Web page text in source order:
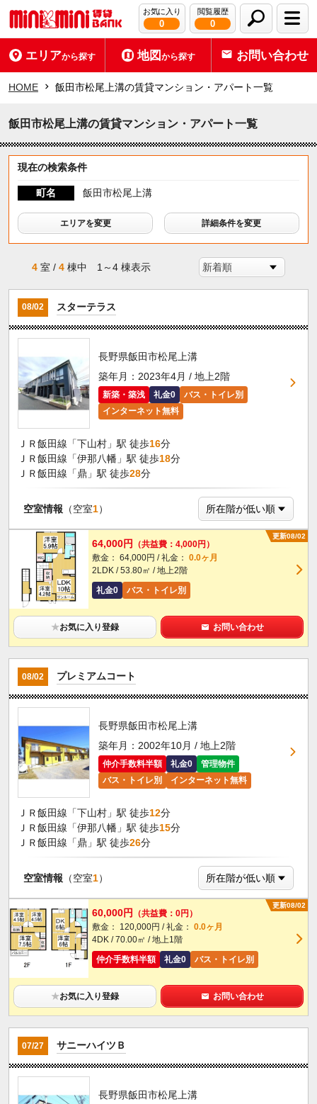
お気に入り
0
閲覧履歴
0
エリアから探す 地図から探す お問い合わせ
HOME 飯田市松尾上溝の賃貸マンション・アパート一覧
飯田市松尾上溝の賃貸マンション・アパート一覧
現在の検索条件
町名 飯田市松尾上溝
エリアを変更 詳細条件を変更
4 室 /4 棟中 1～4 棟表示
08/02 スターテラス
長野県飯田市松尾上溝
築年月：2023年4月 / 地上2階
新築・築浅 礼金0
バス・トイレ別
インターネット無料
ＪＲ飯田線「下山村」駅 徒歩16分
ＪＲ飯田線「伊那八幡」駅 徒歩18分
ＪＲ飯田線「鼎」駅 徒歩28分
空室情報 （空室1）
更新08/02
64,000円
（共益費：4,000円）
敷金： 64,000円 / 礼金： 0.0ヶ月
2LDK / 53.80㎡ / 地上2階
礼金0
バス・トイレ別
★お気に入り登録 お問い合わせ
08/02 プレミアムコート
長野県飯田市松尾上溝
築年月：2002年10月 / 地上2階
仲介手数料半額 礼金0
管理物件
バス・トイレ別
インターネット無料
ＪＲ飯田線「下山村」駅 徒歩12分
ＪＲ飯田線「伊那八幡」駅 徒歩15分
ＪＲ飯田線「鼎」駅 徒歩26分
空室情報 （空室1）
更新08/02
60,000円
（共益費：0円）
敷金： 120,000円 / 礼金： 0.0ヶ月
4DK / 70.00㎡ / 地上1階
仲介手数料半額
礼金0 バス・トイレ別
★お気に入り登録 お問い合わせ
07/27 サニーハイツＢ
長野県飯田市松尾上溝